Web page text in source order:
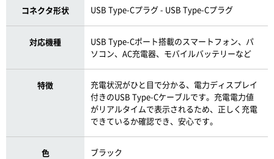
コネクタ形状 USB Type-Cプラグ - USB Type-Cプラグ
対応機種
USB Type-Cポート搭載のスマートフォン、パ
ソコン、AC充電器、モバイルバッテリーなど
特徴
充電状況がひと目で分かる、電力ディスプレイ
付きのUSB Type-Cケーブルです。充電電力値
がリアルタイムで表示されるため、正しく充電
できているか確認でき、安心です。
色 ブラック